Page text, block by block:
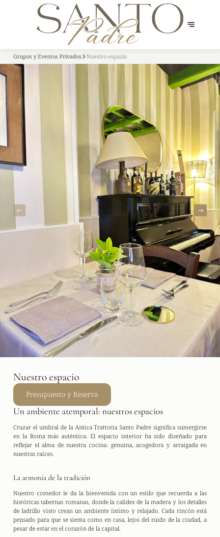
Grupos y Eventos Privados Nuestro espacio
Nuestro espacio
Presupuesto y Reserva
Un ambiente atemporal: nuestros espacios
Cruzar el umbral de la Antica Trattoria Santo Padre significa sumergirse
en la Roma más auténtica. El espacio interior ha sido diseñado para
reflejar el alma de nuestra cocina: genuina, acogedora y arraigada en
nuestras raíces.
La armonía de la tradición
Nuestro comedor le da la bienvenida con un estilo que recuerda a las
históricas tabernas romanas, donde la calidez de la madera y los detalles
deladrillo visto crean un ambiente íntimo y relajado. Cada rincón está
pensado para que se sienta como en casa, lejos del ruido de la ciudad, a
pesar de estar en el corazón de la capital.